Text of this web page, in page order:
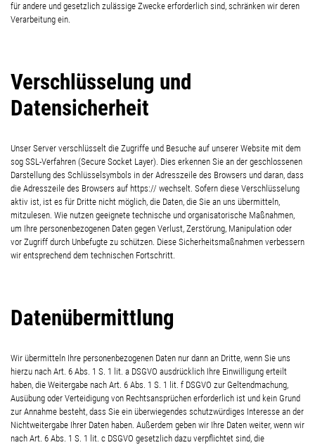
für andere und gesetzlich zulässige Zwecke erforderlich sind, schränken wir deren
Verarbeitung ein.
Verschlüsselung und
Datensicherheit
Unser Server verschlüsselt die Zugriffe und Besuche auf unserer Website mit dem
sog SSL-Verfahren (Secure Socket Layer). Dies erkennen Sie an der geschlossenen
Darstellung des Schlüsselsymbols in der Adresszeile des Browsers und daran, dass
die Adresszeile des Browsers auf https:// wechselt. Sofern diese Verschlüsselung
aktiv ist, ist es für Dritte nicht möglich, die Daten, die Sie an uns übermitteln,
mitzulesen. Wie nutzen geeignete technische und organisatorische Maßnahmen,
um Ihre personenbezogenen Daten gegen Verlust, Zerstörung, Manipulation oder
vor Zugriff durch Unbefugte zu schützen. Diese Sicherheitsmaßnahmen verbessern
wir entsprechend dem technischen Fortschritt.
Datenübermittlung
Wir übermitteln Ihre personenbezogenen Daten nur dann an Dritte, wenn Sie uns
hierzu nach Art. 6 Abs. 1 S. 1 lit. a DSGVO ausdrücklich Ihre Einwilligung erteilt
haben, die Weitergabe nach Art. 6 Abs. 1 S. 1 lit. f DSGVO zur Geltendmachung,
Ausübung oder Verteidigung von Rechtsansprüchen erforderlich ist und kein Grund
zur Annahme besteht, dass Sie ein überwiegendes schutzwürdiges Interesse an der
Nichtweitergabe Ihrer Daten haben. Außerdem geben wir Ihre Daten weiter, wenn wir
nach Art. 6 Abs. 1 S. 1 lit. c DSGVO gesetzlich dazu verpflichtet sind, die